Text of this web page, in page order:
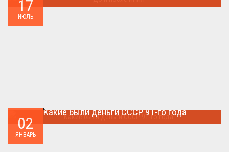
17
ИЮЛЬ
02
ЯНВАРЬ
Какие были деньги СССР 91-го года